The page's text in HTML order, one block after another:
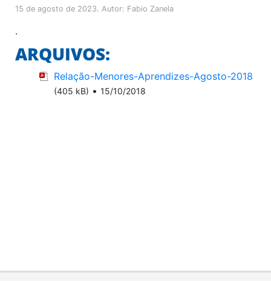
15 de agosto de 2023. Autor: Fabio Zanela
.
ARQUIVOS:
Relação-Menores-Aprendizes-Agosto-2018
(405 kB) • 15/10/2018